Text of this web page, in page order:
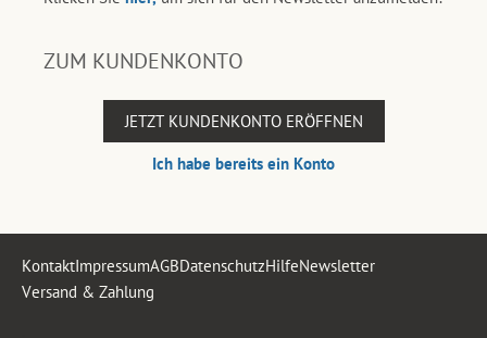
ZUM KUNDENKONTO
JETZT KUNDENKONTO ERÖFFNEN
Ich habe bereits ein Konto
KontaktImpressumAGBDatenschutzHilfeNewsletter
Versand & Zahlung